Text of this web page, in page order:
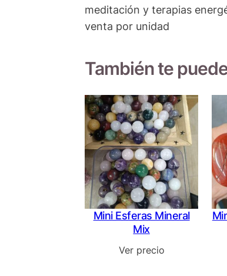
meditación y terapias
venta por unidad
También te
Mini Esferas Mineral
Mix
Ver precio